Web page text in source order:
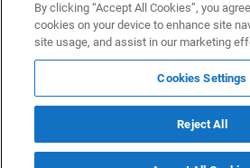
Rexel.fr
Données
Mentions
Politique de
© 2025 Rexel
By clicking “Accept All Cookies”, you
cookies on your device to enhance site
site usage, and assist in our marketing
Cookies Settings
Reject All